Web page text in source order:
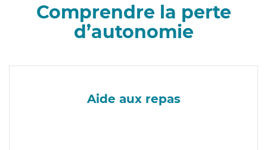
Comprendre la perte
d’autonomie
Aide aux repas